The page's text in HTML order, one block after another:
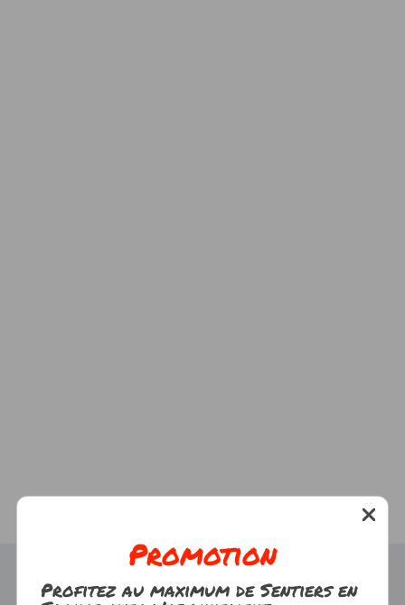
Promotion
Profitez au maximum de Sentiers en